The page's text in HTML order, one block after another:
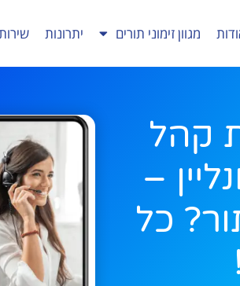
מגוון זימוני תורים יתרונות
קהל
–
כל